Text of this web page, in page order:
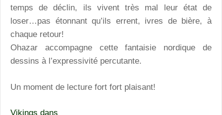
temps de déclin, ils vivent très mal leur état de
loser…pas étonnant qu’ils errent, ivres de bière, à
chaque retour!
Ohazar accompagne cette fantaisie nordique de
dessins à l’expressivité percutante.
Un moment de lecture fort fort plaisant!
Vikings dans